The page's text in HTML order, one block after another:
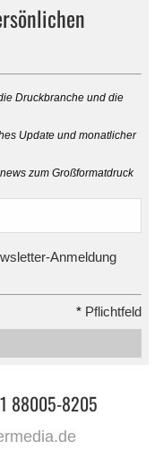
Druckbranche und die
Update und monatlicher
zum Großformatdruck
Anmeldung
* Pflichtfeld
88005-8205